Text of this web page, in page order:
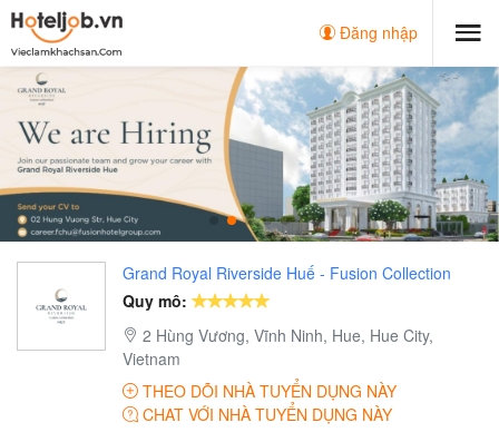
Đăng nhập
Grand Royal Riverside Huế - Fusion Collection
Quy mô:
2 Hùng Vương, Vĩnh Ninh, Hue, Hue City,
Vietnam
THEO DÕI NHÀ TUYỂN DỤNG NÀY
CHAT VỚI NHÀ TUYỂN DỤNG NÀY